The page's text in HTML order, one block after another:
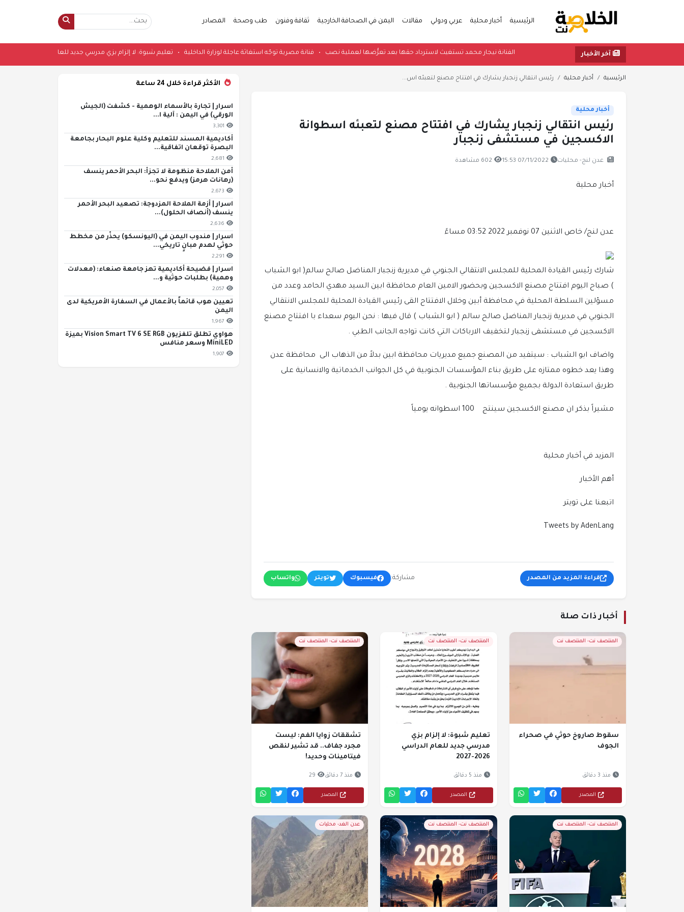
الرئيسية أخبار محلية عربي ودولي مقالات اليمن في الصحافة الخارجية ثقافة وفنون طب وصحة المصادر
آخر الأخبار الفنانة نيجار محمد تستغيث لاسترداد حقها بعد تعرُّضها لعملية نصب•فنانة مصرية توجّه استغاثة عاجلة لوزارة الداخلية•تعليم شبوة: لا إلزام بزي مدرسي جديد للعام الدراسي 2026-2027
الرئيسية أخبار محلية رئيس انتقالي زنجبار يشارك في افتتاح مصنع لتعبئه اس...
أخبار محلية
رئيس انتقالي زنجبار يشارك في افتتاح مصنع لتعبئه اسطوانة
الاكسجين في مستشفى زنجبار
عدن لنج- محليات 07/11/2022 15:53 602 مشاهدة
أخبار محلية
عدن لنج/ خاص الاثنين 07 نوفمبر 2022 03:52 مساءً
شارك رئيس القيادة المحلية للمجلس الانتقالي الجنوبي في مديرية زنجبار المناضل صالح سالم( ابو الشباب
) صباح اليوم افتتاح مصنع الاكسجين وبحضور الامين العام محافظة ابين السيد مهدي الحامد وعدد من
مسؤلين السلطة المحلية في محافظة أبين وخلال الافتتاح القى رئيس القيادة المحلية للمجلس الانتقالي
الجنوبي في مديرية زنجبار المناضل صالح سالم ( ابو الشباب ) قال فيها : نحن اليوم سعداء با افتتاح مصنع
الاكسجين في مستشفى زنجبار لتخفيف الارباكات التي كانت تواجه الجانب الطبي .
واضاف ابو الشباب : سيتفيد من المصنع جميع مديريات محافظة ابين بدلاً من الذهاب الى محافظة عدن
وهذا يعد خطوه ممتازه على طريق بناء المؤسسات الجنوبية في كل الجوانب الخدماتية والانسانية على
طريق استعادة الدولة بجميع مؤسساتها الجنوبية .
مشيراً بذكر ان مصنع الاكسجين سينتج 100 اسطوانه يومياً
المزيد في أخبار محلية
أهم الأخبار
اتبعنا على تويتر
Tweets by AdenLang
قراءة المزيد من المصدر مشاركة: فيسبوك تويتر واتساب
أخبار ذات صلة
المنتصف نت- المنتصف نت
سقوط صاروخ حوثي في صحراء
الجوف
منذ 3 دقائق
المصدر
المنتصف نت- المنتصف نت
تعليم شبوة: لا إلزام بزي
مدرسي جديد للعام الدراسي
2026-2027
منذ 5 دقائق
المصدر
المنتصف نت- المنتصف نت
تشققات زوايا الفم: ليست
مجرد جفاف.. قد تشير لنقص
فيتامينات وحديد!
منذ 7 دقائق 29
المصدر
المنتصف نت- المنتصف نت المنتصف نت- المنتصف نت عدن الغد- محليات
الأكثر قراءة خلال 24 ساعة
اسرار | تجارة بالأسماء الوهمية - كشفت (الجيش
الورقي) في اليمن : آلية ا...
3,301
أكاديمية المسند للتعليم وكلية علوم البحار بجامعة
البصرة توقعان اتفاقية...
2,681
أمن الملاحة منظومة لا تجزأ: البحر الأحمر ينسف
(رهانات هرمز) ويدفع نحو...
2,673
اسرار | أزمة الملاحة المزدوجة: تصعيد البحر الأحمر
ينسف (أنصاف الحلول)...
2,636
اسرار | مندوب اليمن في (اليونسكو) يحذّر من مخطط
حوثي لهدم مبانٍ تاريخي...
2,291
اسرار | فضيحة أكاديمية تهز جامعة صنعاء: (معدلات
وهمية) بطلبات حوثية و...
2,057
تعيين هوب قائماً بالأعمال في السفارة الأمريكية لدى
اليمن
1,967
هواوي تطلق تلفزيون Vision Smart TV 6 SE RGB بميزة
MiniLED وسعر منافس
1,907